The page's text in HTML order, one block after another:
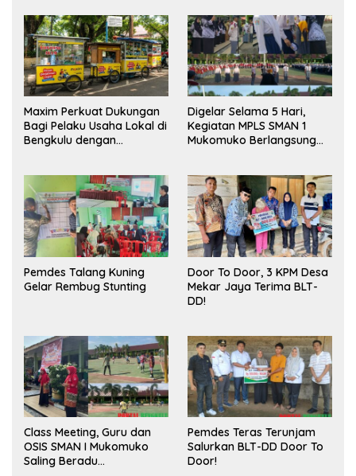
Maxim Perkuat Dukungan
Bagi Pelaku Usaha Lokal di
Bengkulu dengan
Pasar
Digelar Selama 5 Hari,
Kegiatan MPLS SMAN 1
Mukomuko Berlangsung
Pemdes Talang Kuning
Gelar Rembug Stunting
Door To Door, 3 KPM Desa
Mekar Jaya Terima BLT-
DD!
Class Meeting, Guru dan
OSIS SMAN I Mukomuko
Saling Beradu
Pemdes Teras Terunjam
Salurkan BLT-DD Door To
Door!